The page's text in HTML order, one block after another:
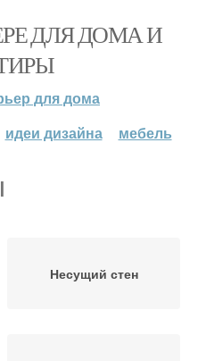
ДЛЯ ДОМА И
для дома
идеи дизайна мебель
Несущий стен